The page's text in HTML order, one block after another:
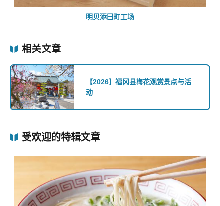
明贝添田町工场
相关文章
【2026】福冈县梅花观赏景点与活
动
受欢迎的特辑文章